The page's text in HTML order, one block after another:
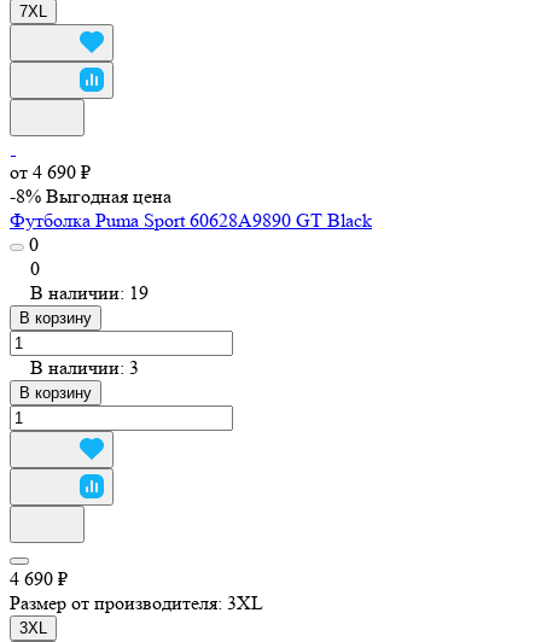
7XL
от 4 690 ₽
-8% Выгодная цена
Футболка Puma Sport 60628A9890 GT Black
0
0
В наличии: 19
В корзину
В наличии: 3
В корзину
4 690 ₽
Размер от производителя: 3XL
3XL